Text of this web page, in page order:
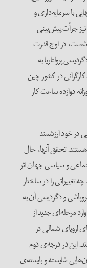
با سرمایه‌داری و
جرأت پیش‌بینی
شصت، در اوج قدرت
پرولتاریا به
کارگرانی در کشور چین
دوازده ساعت کار
در خود ارزشمند
تحقق آنها، حال
و سیاسی جهان اثر
تغییراتی را در ساختار
و دگردیسی آن به
مرحله‌ای جدید از
اروپای شمالی در
این در درجه‌ی دوم
شایسته و بایسته‌ی